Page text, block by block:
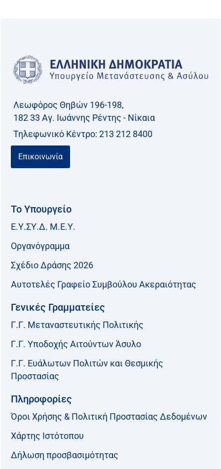
σ
Λεωφόρος Θηβών 196-198,
182 33 Aγ. Ιωάννης Ρέντης - Νίκαια
Τηλεφωνικό Kέντρο: 213 212 8400
Επικοινωνία
Το Υπουργείο
Ε.Υ.ΣΥ.Δ. Μ.Ε.Υ.
Οργανόγραμμα
Σχέδιο Δράσης 2026
Αυτοτελές Γραφείο Συμβούλου Ακεραιότητας
Γενικές Γραμματείες
Γ.Γ. Μεταναστευτικής Πολιτικής
Γ.Γ. Υποδοχής Αιτούντων Άσυλο
Γ.Γ. Ευάλωτων Πολιτών και Θεσμικής
Προστασίας
Πληροφορίες
Όροι Χρήσης & Πολιτική Προστασίας Δεδομένων
Χάρτης Ιστότοπου
Δήλωση προσβασιμότητας